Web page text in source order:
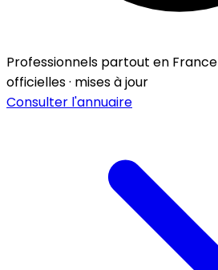
Professionnels partout en France
officielles · mises à jour
Consulter l'annuaire